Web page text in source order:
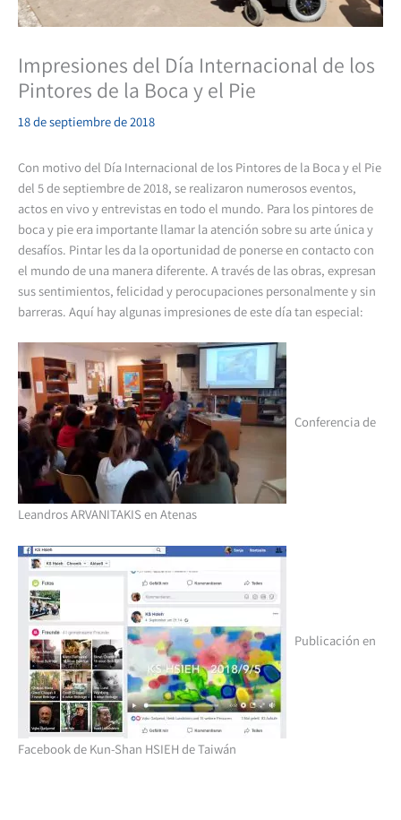
Impresiones del Día Internacional de los
Pintores de la Boca y el Pie
18 de septiembre de 2018
Con motivo del Día Internacional de los Pintores de la Boca y el Pie
del 5 de septiembre de 2018, se realizaron numerosos eventos,
actos en vivo y entrevistas en todo el mundo. Para los pintores de
boca y pie era importante llamar la atención sobre su arte única y
desafíos. Pintar les da la oportunidad de ponerse en contacto con
el mundo de una manera diferente. A través de las obras, expresan
sus sentimientos, felicidad y perocupaciones personalmente y sin
barreras. Aquí hay algunas impresiones de este día tan especial:
Conferencia de
Leandros ARVANITAKIS en Atenas
Publicación en
Facebook de Kun-Shan HSIEH de Taiwán